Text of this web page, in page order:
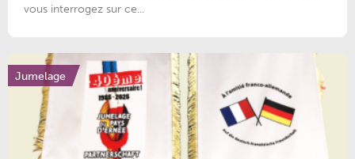
vous interrogez sur ce...
Jumelage